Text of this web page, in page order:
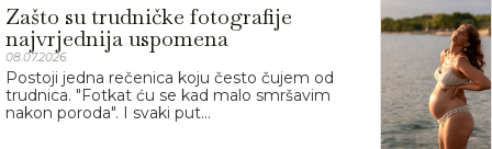
Zašto su trudničke fotografije
najvrjednija uspomena
08.07.2026.
Postoji jedna rečenica koju često čujem od
trudnica. "Fotkat ću se kad malo smršavim
nakon poroda". I svaki put...